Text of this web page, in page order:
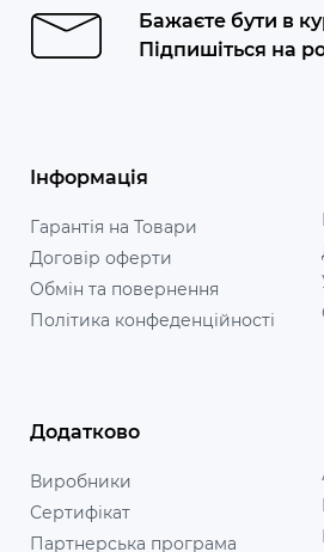
Бажаєте бути в
Підпишіться на
Інформація
Гарантія на Товари
Договір оферти
Обмін та повернення
Політика конфеденційності
Додатково
Виробники
Сертифікат
Партнерська програма